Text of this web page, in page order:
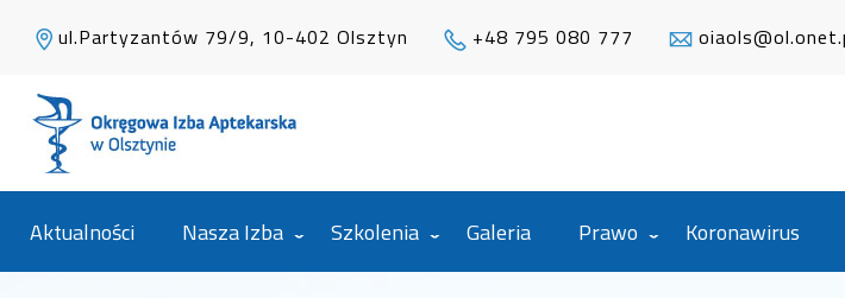
ul.Partyzantów 79/9, 10-402 Olsztyn +48 795 080 777
Aktualności Nasza Izba Szkolenia Galeria Prawo Koronawirus